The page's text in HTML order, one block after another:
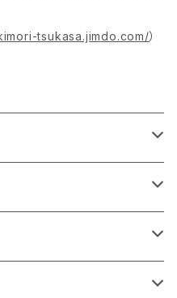
tsukasa.jimdo.com/）